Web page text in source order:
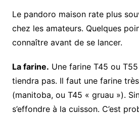
Le pandoro maison rate plus
chez les amateurs. Quelques
connaître avant de se lancer.
La farine. Une farine T45 ou
tiendra pas. Il faut une farine
(manitoba, ou T45 « gruau »).
s’effondre à la cuisson. C’est